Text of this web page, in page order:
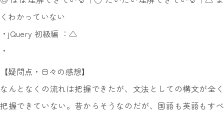
くわかっていない
・jQuery 初級編 ：△
・
【疑問点・日々の感想】
なんとなくの流れは把握できたが、文法としての構文が全く
把握できていない。昔からそうなのだが、国語も英語もすべ